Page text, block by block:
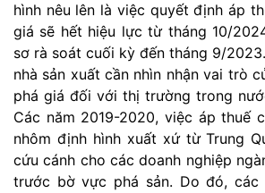
hình nêu lên là việc quyết định áp
giá sẽ hết hiệu lực từ tháng 10/
sơ rà soát cuối kỳ đến tháng 9/
nhà sản xuất cần nhìn nhận vai trò
phá giá đối với thị trường trong
Các năm 2019-2020, việc áp thuế
nhôm định hình xuất xứ từ Trung
cứu cánh cho các doanh nghiệp
trước bờ vực phá sản. Do đó, các